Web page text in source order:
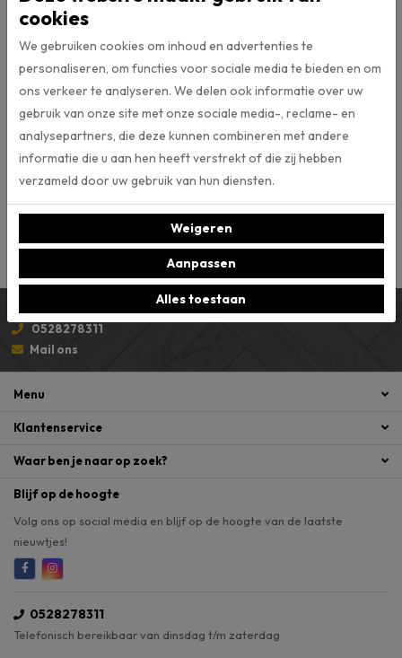
Type vloer
Dikte (mm)
Slijtlaag 0.55
Merk VTwonen
V-groef Micro 4v
0528278311
Mail ons
Menu
Klantenservice
Waar ben je naar op zoek?
Blijf op de hoogte
Volg ons op social media en blijf op de hoogte van de laatste
nieuwtjes!
0528278311
Telefonisch bereikbaar van dinsdag t/m zaterdag
cookies
We gebruiken cookies om inhoud en advertenties te
personaliseren, om functies voor sociale media te bieden en om
ons verkeer te analyseren. We delen ook informatie over uw
gebruik van onze site met onze sociale media-, reclame- en
analysepartners, die deze kunnen combineren met andere
informatie die u aan hen heeft verstrekt of die zij hebben
verzameld door uw gebruik van hun diensten.
Weigeren
Aanpassen
Alles toestaan